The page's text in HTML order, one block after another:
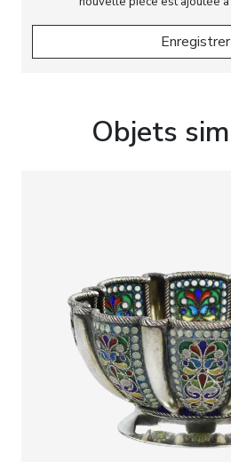
Dimensions :À préciser.
Poids :224 g.
d`usage et d`ancienneté
Enregistrer
Objets